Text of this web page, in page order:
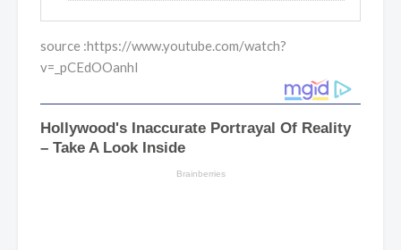
source :https://www.youtube.com/watch?
v=_pCEdOOanhI